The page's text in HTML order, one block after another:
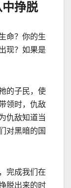
挣脱
命？你的生
现？如果是
的子民，使
领时，仇敌
仇敌知道当
对黑暗的国
完成我们在
脱出来的时